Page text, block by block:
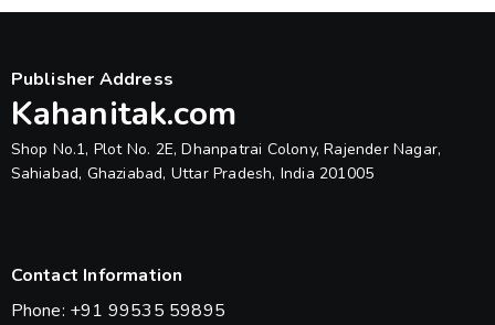
Publisher Address
Kahanitak.com
Shop No.1, Plot No. 2E, Dhanpatrai Colony, Rajender Nagar,
Sahiabad, Ghaziabad, Uttar Pradesh, India 201005
Contact Information
Phone: +91 99535 59895